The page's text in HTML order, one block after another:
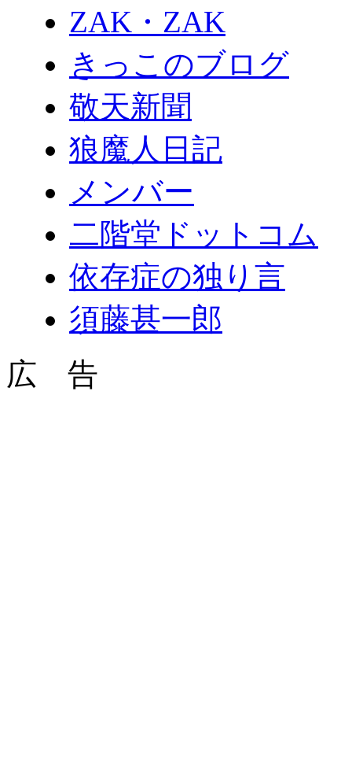
ZAK・ZAK
きっこのブログ
敬天新聞
狼魔人日記
メンバー
二階堂ドットコム
依存症の独り言
須藤甚一郎
広 告